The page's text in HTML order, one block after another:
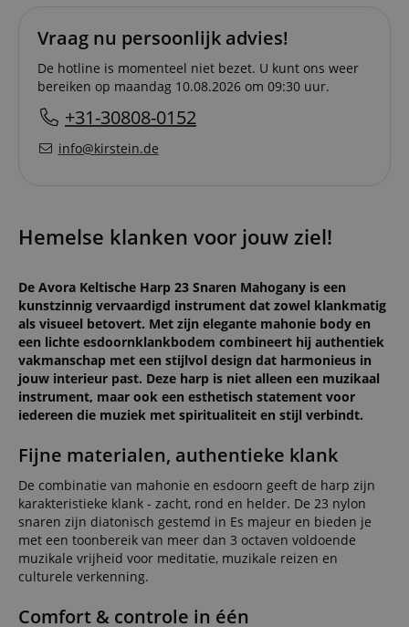
Vraag nu persoonlijk advies!
De hotline is momenteel niet bezet. U kunt ons weer
bereiken op maandag 10.08.2026 om 09:30 uur.
+31-30808-0152
info@kirstein.de
Hemelse klanken voor jouw ziel!
De Avora Keltische Harp 23 Snaren Mahogany is een
kunstzinnig vervaardigd instrument dat zowel klankmatig
als visueel betovert. Met zijn elegante mahonie body en
een lichte esdoornklankbodem combineert hij authentiek
vakmanschap met een stijlvol design dat harmonieus in
jouw interieur past. Deze harp is niet alleen een muzikaal
instrument, maar ook een esthetisch statement voor
iedereen die muziek met spiritualiteit en stijl verbindt.
Fijne materialen, authentieke klank
De combinatie van mahonie en esdoorn geeft de harp zijn
karakteristieke klank - zacht, rond en helder. De 23 nylon
snaren zijn diatonisch gestemd in Es majeur en bieden je
met een toonbereik van meer dan 3 octaven voldoende
muzikale vrijheid voor meditatie, muzikale reizen en
culturele verkenning.
Comfort & controle in één